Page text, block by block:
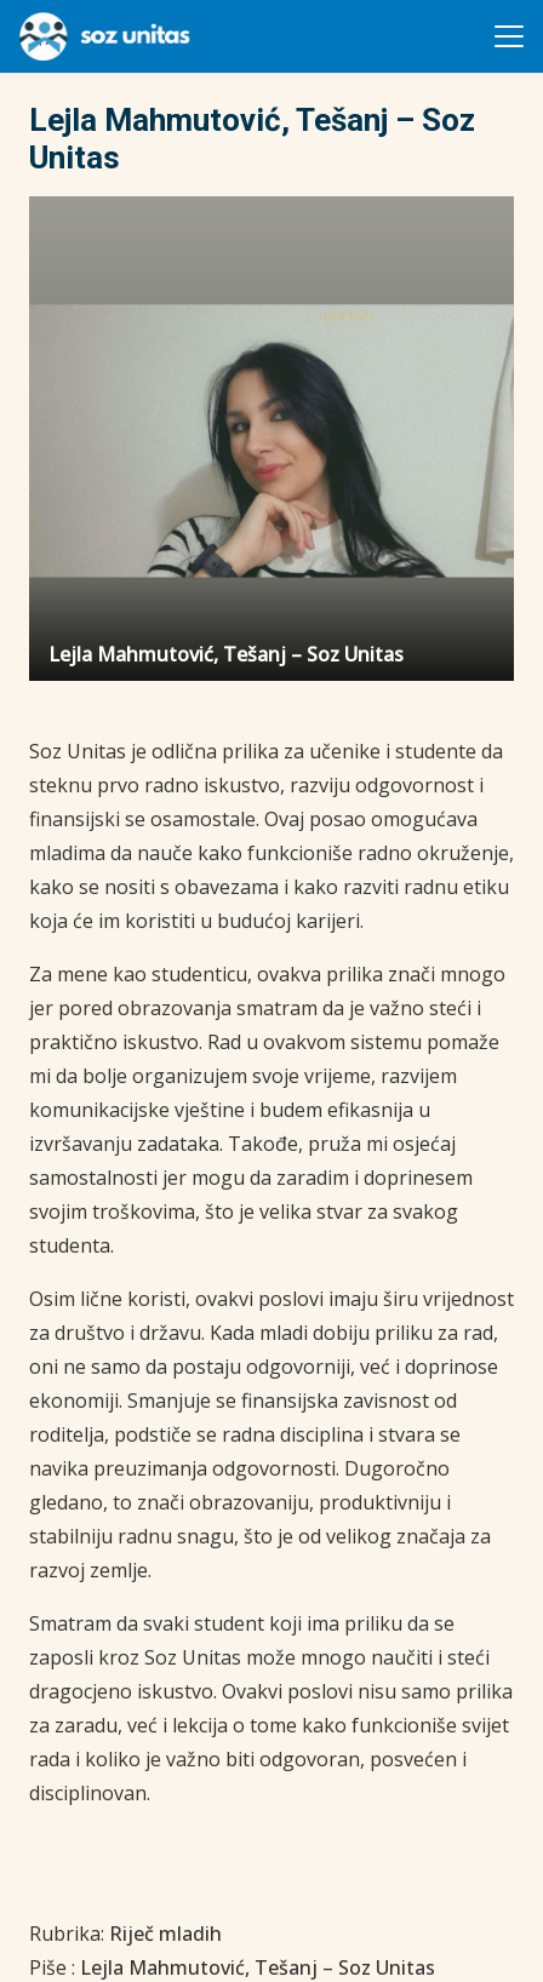
Lejla Mahmutović, Tešanj – Soz
Unitas
Lejla Mahmutović, Tešanj – Soz Unitas
Soz Unitas je odlična prilika za učenike i studente da
steknu prvo radno iskustvo, razviju odgovornost i
finansijski se osamostale. Ovaj posao omogućava
mladima da nauče kako funkcioniše radno okruženje,
kako se nositi s obavezama i kako razviti radnu etiku
koja će im koristiti u budućoj karijeri.
Za mene kao studenticu, ovakva prilika znači mnogo
jer pored obrazovanja smatram da je važno steći i
praktično iskustvo. Rad u ovakvom sistemu pomaže
mi da bolje organizujem svoje vrijeme, razvijem
komunikacijske vještine i budem efikasnija u
izvršavanju zadataka. Takođe, pruža mi osjećaj
samostalnosti jer mogu da zaradim i doprinesem
svojim troškovima, što je velika stvar za svakog
studenta.
Osim lične koristi, ovakvi poslovi imaju širu vrijednost
za društvo i državu. Kada mladi dobiju priliku za rad,
oni ne samo da postaju odgovorniji, već i doprinose
ekonomiji. Smanjuje se finansijska zavisnost od
roditelja, podstiče se radna disciplina i stvara se
navika preuzimanja odgovornosti. Dugoročno
gledano, to znači obrazovaniju, produktivniju i
stabilniju radnu snagu, što je od velikog značaja za
razvoj zemlje.
Smatram da svaki student koji ima priliku da se
zaposli kroz Soz Unitas može mnogo naučiti i steći
dragocjeno iskustvo. Ovakvi poslovi nisu samo prilika
za zaradu, već i lekcija o tome kako funkcioniše svijet
rada i koliko je važno biti odgovoran, posvećen i
disciplinovan.
Rubrika: Riječ mladih
Piše : Lejla Mahmutović, Tešanj – Soz Unitas